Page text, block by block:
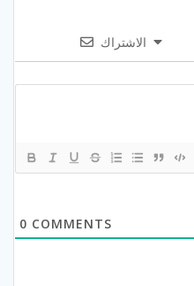
الاشتراك
0 COMMENTS